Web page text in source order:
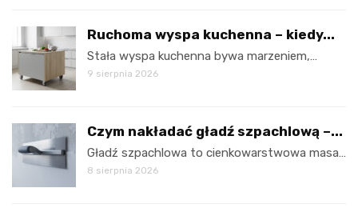
Ruchoma wyspa kuchenna – kiedy...
Stała wyspa kuchenna bywa marzeniem,…
9 sierpnia 2026
Czym nakładać gładź szpachlową –...
Gładź szpachlowa to cienkowarstwowa masa…
8 sierpnia 2026